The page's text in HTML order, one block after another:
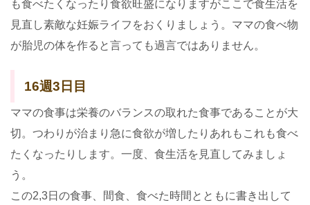
も食べたくなったり食欲旺盛になりますがここで食生活を
見直し素敵な妊娠ライフをおくりましょう。ママの食べ物
が胎児の体を作ると言っても過言ではありません。
16週3日目
ママの食事は栄養のバランスの取れた食事であることが大
切。つわりが治まり急に食欲が増したりあれもこれも食べ
たくなったりします。一度、食生活を見直してみましょ
う。
この2,3日の食事、間食、食べた時間とともに書き出して